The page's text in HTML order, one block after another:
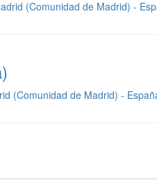
(Comunidad de Madrid) -
(Comunidad de Madrid) -